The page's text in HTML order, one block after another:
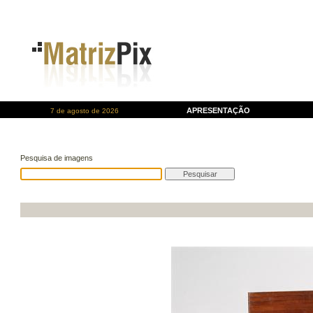
7 de agosto de 2026 APRESENTAÇÃO
Pesquisa de imagens